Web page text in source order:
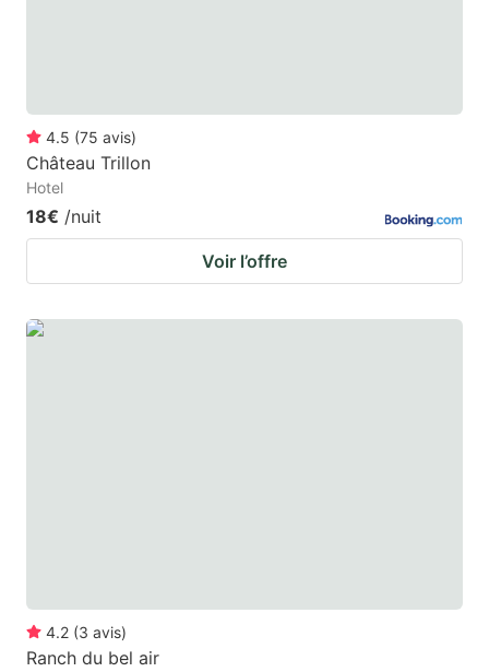
4.5 (75 avis)
Château Trillon
Hotel
18€ /nuit
Voir l’offre
4.2 (3 avis)
Ranch du bel air